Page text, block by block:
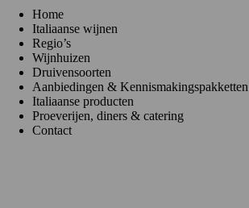
Home
Italiaanse wijnen
Regio’s
Wijnhuizen
Druivensoorten
Aanbiedingen & Kennismakingspakketten
Italiaanse producten
Proeverijen, diners & catering
Contact